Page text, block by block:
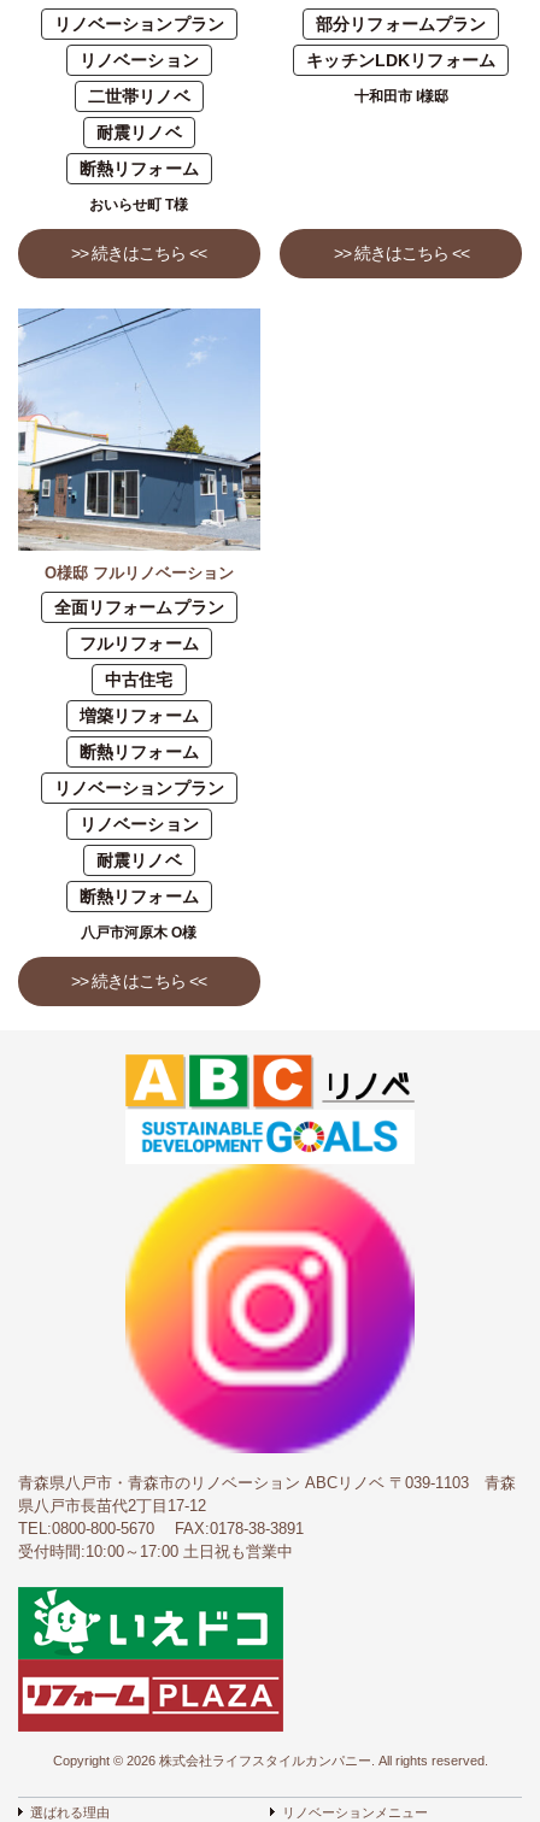
リノベーションプラン
リノベーション
二世帯リノベ
耐震リノベ
断熱リフォーム
おいらせ町 T様
>> 続きはこちら <<
部分リフォームプラン
キッチンLDKリフォーム
十和田市 I様邸
>> 続きはこちら <<
O様邸 フルリノベーション
全面リフォームプラン
フルリフォーム
中古住宅
増築リフォーム
断熱リフォーム
リノベーションプラン
リノベーション
耐震リノベ
断熱リフォーム
八戸市河原木 O様
>> 続きはこちら <<
青森県八戸市・青森市のリノベーション ABCリノベ 〒039-1103 青森
県八戸市長苗代2丁目17-12
TEL:0800-800-5670 FAX:0178-38-3891
受付時間:10:00～17:00 土日祝も営業中
Copyright © 2026 株式会社ライフスタイルカンパニー. All rights reserved.
選ばれる理由 リノベーションメニュー